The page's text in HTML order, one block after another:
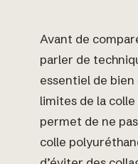
Avant de
parler de
essentiel de
limites de la
permet de ne
colle